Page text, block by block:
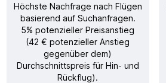
Höchste Nachfrage nach Flügen
basierend auf Suchanfragen.
5% potenzieller Preisanstieg
(42 € potenzieller Anstieg
gegenüber dem)
Durchschnittspreis für Hin- und
Rückflug).